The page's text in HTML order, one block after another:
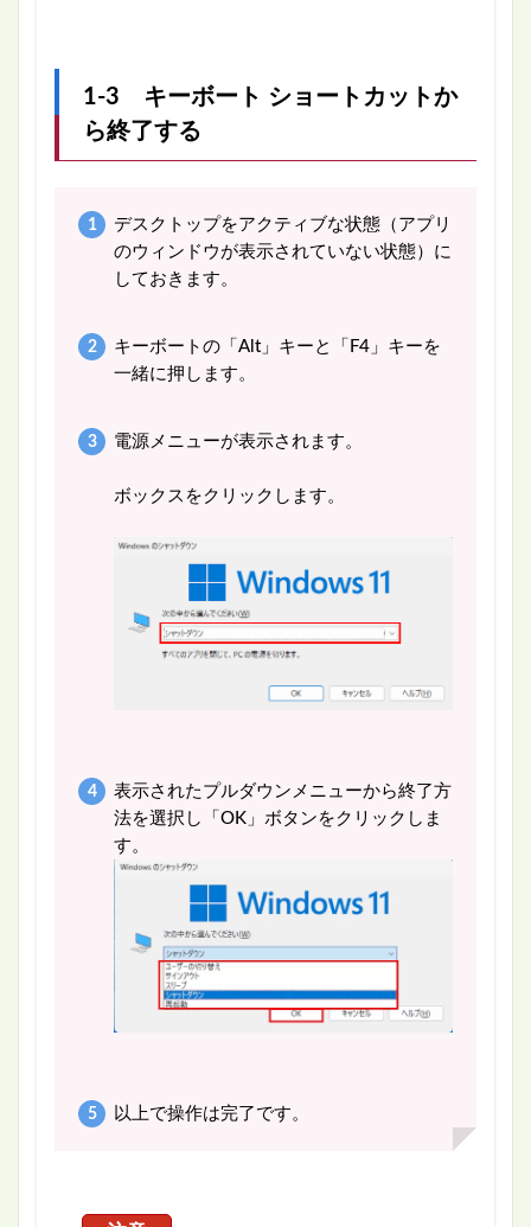
1-3 キーボート ショートカットか
ら終了する
デスクトップをアクティブな状態（アプリ
のウィンドウが表示されていない状態）に
しておきます。
キーボートの「Alt」キーと「F4」キーを
一緒に押します。
電源メニューが表示されます。
ボックスをクリックします。
表示されたプルダウンメニューから終了方
法を選択し「OK」ボタンをクリックしま
す。
以上で操作は完了です。